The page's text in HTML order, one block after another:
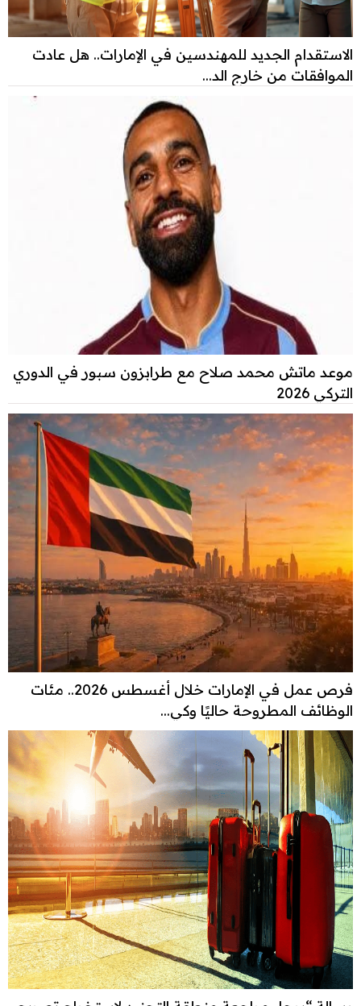
الاستقدام الجديد للمهندسين في الإمارات.. هل عادت
الموافقات من خارج الد...
موعد ماتش محمد صلاح مع طرابزون سبور في الدوري
التركي 2026
فرص عمل في الإمارات خلال أغسطس 2026.. مئات
الوظائف المطروحة حاليًا وكي...